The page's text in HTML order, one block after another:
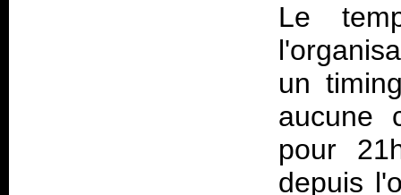
Le
un
aucune
pour
depuis